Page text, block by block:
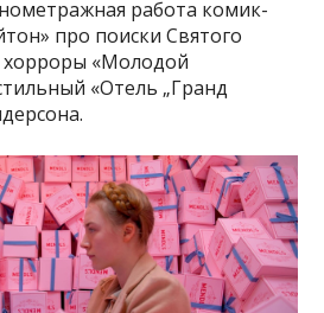
работа комик-
про поиски Святого
хорроры «Молодой
«Отель „Гранд